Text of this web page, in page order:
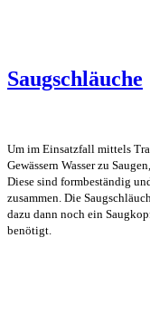
Saugschläuche
Um im Einsatzfall mittels
Gewässern Wasser zu
Diese sind formbeständig
zusammen. Die
dazu dann noch ein
benötigt.